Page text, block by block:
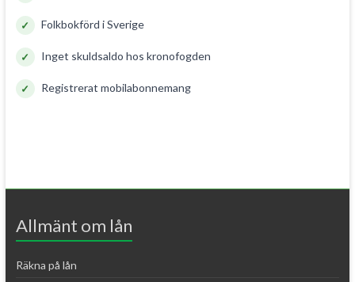
Folkbokförd i Sverige
Inget skuldsaldo hos kronofogden
Registrerat mobilabonnemang
Allmänt om lån
Räkna på lån